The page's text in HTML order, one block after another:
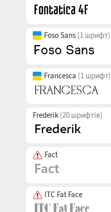
Foso Sans (1 шрифт)
Francesca (1 шрифт)
Frederik (20 шрифтів)
Fact
ITC Fat Face